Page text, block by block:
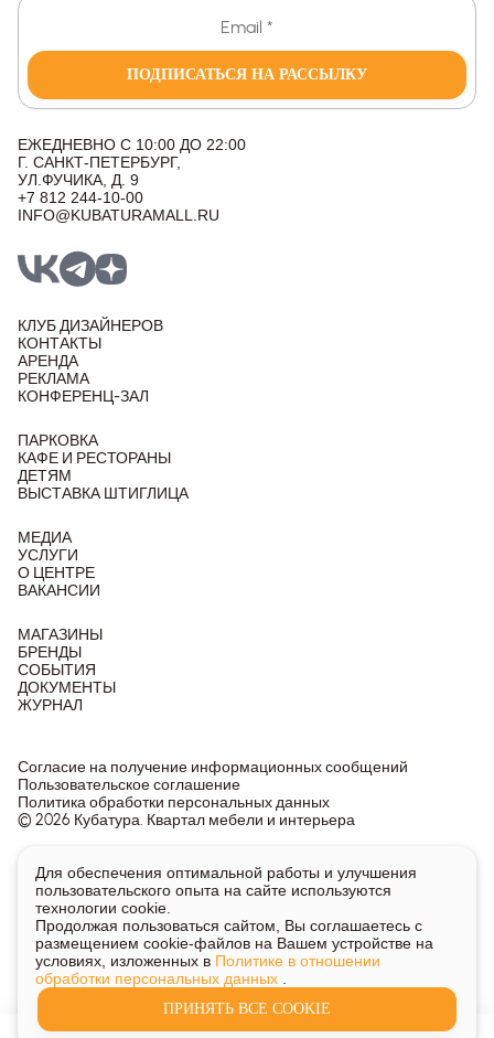
ПОДПИСАТЬСЯ НА РАССЫЛКУ
ЕЖЕДНЕВНО С 10:00 ДО 22:00
Г. САНКТ-ПЕТЕРБУРГ,
УЛ.ФУЧИКА, Д. 9
+7 812 244-10-00
INFO@KUBATURAMALL.RU
КЛУБ ДИЗАЙНЕРОВ
КОНТАКТЫ
АРЕНДА
РЕКЛАМА
КОНФЕРЕНЦ-ЗАЛ
ПАРКОВКА
КАФЕ И РЕСТОРАНЫ
ДЕТЯМ
ВЫСТАВКА ШТИГЛИЦА
МЕДИА
УСЛУГИ
О ЦЕНТРЕ
ВАКАНСИИ
МАГАЗИНЫ
БРЕНДЫ
СОБЫТИЯ
ДОКУМЕНТЫ
ЖУРНАЛ
© 2026 Кубатура. Квартал мебели и интерьера
Согласие на получение информационных сообщений
Пользовательское соглашение
Политика обработки персональных данных
Информация о товарах и ценах на сайте не является
публичной офертой, носит исключительно информационный
характер.
Для получения подробной информации о наличии и стоимости
указанных товаров и услуг напишите или позвоните нам.
Для обеспечения оптимальной работы и улучшения
пользовательского опыта на сайте используются
технологии cookie.
Продолжая пользоваться сайтом, Вы соглашаетесь с
размещением cookie-файлов на Вашем устройстве на
условиях, изложенных в Политике в отношении
обработки персональных данных
ПРИНЯТЬ ВСЕ COOKIE